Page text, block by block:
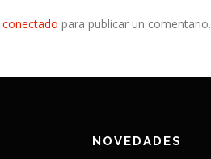
conectado para publicar un comentario.
NOVEDADES